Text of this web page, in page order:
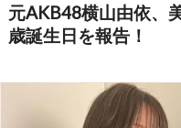
元AKB48横山由依、
歳誕生日を報告！